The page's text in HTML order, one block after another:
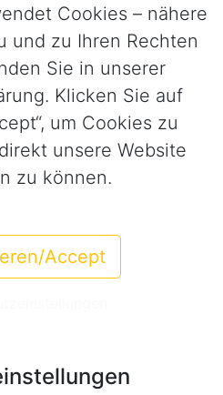
Cookies – nähere
und zu Ihren Rechten
Sie in unserer
Klicken Sie auf
um Cookies zu
unsere Website
zu können.
Accept